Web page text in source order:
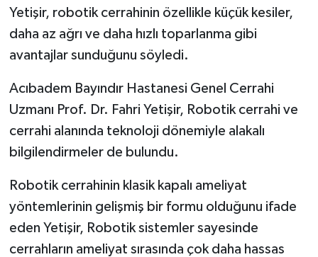
Yetişir, robotik cerrahinin özellikle küçük kesiler,
daha az ağrı ve daha hızlı toparlanma gibi
avantajlar sunduğunu söyledi.
Acıbadem Bayındır Hastanesi Genel Cerrahi
Uzmanı Prof. Dr. Fahri Yetişir, Robotik cerrahi ve
cerrahi alanında teknoloji dönemiyle alakalı
bilgilendirmeler de bulundu.
Robotik cerrahinin klasik kapalı ameliyat
yöntemlerinin gelişmiş bir formu olduğunu ifade
eden Yetişir, Robotik sistemler sayesinde
cerrahların ameliyat sırasında çok daha hassas
İNSAN
İş Dünyası
Jandarma
KÜLTÜR SANAT
Otomobil